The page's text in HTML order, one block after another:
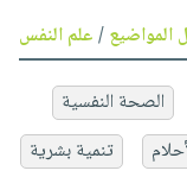
المواضيع/علم النفس
الصحة النفسية
تنمية بشرية